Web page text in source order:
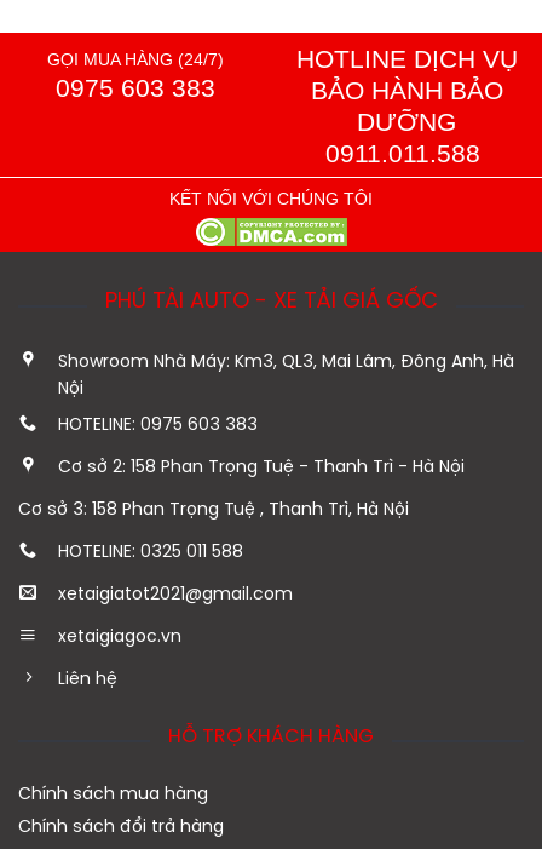
GỌI MUA HÀNG (24/7)
0975 603 383
HOTLINE DỊCH VỤ
BẢO HÀNH BẢO
DƯỠNG
0911.011.588
KẾT NỐI VỚI CHÚNG TÔI
PHÚ TÀI AUTO - XE TẢI GIÁ GỐC
Showroom Nhà Máy: Km3, QL3, Mai Lâm, Đông Anh, Hà
Nội
HOTELINE: 0975 603 383
Cơ sở 2: 158 Phan Trọng Tuệ - Thanh Trì - Hà Nội
Cơ sở 3: 158 Phan Trọng Tuệ , Thanh Trì, Hà Nội
HOTELINE: 0325 011 588
xetaigiatot2021@gmail.com
xetaigiagoc.vn
Liên hệ
HỖ TRỢ KHÁCH HÀNG
Chính sách mua hàng
Chính sách đổi trả hàng